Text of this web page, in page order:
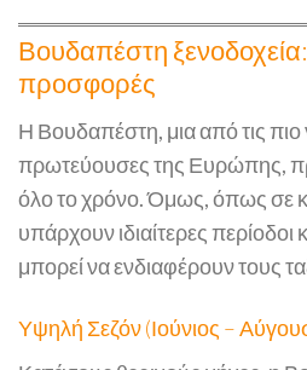
Βουδαπέστη ξενοδοχεία:
προσφορές
Η Βουδαπέστη, μια από τις πιο
πρωτεύουσες της Ευρώπης,
όλο το χρόνο. Όμως, όπως σε
υπάρχουν ιδιαίτερες
μπορεί να ενδιαφέρουν τους
Υψηλή Σεζόν (Ιούνιος –